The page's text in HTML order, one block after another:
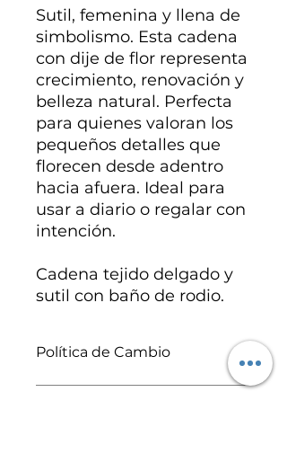
Sutil, femenina y llena de
simbolismo. Esta cadena
con dije de flor representa
crecimiento, renovación y
belleza natural. Perfecta
para quienes valoran los
pequeños detalles que
florecen desde adentro
hacia afuera. Ideal para
usar a diario o regalar con
intención.
Cadena tejido delgado y
sutil con baño de rodio.
Política de Cambio